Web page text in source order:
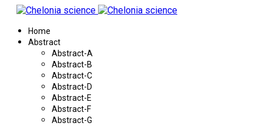
Home
Abstract
Abstract-A
Abstract-B
Abstract-C
Abstract-D
Abstract-E
Abstract-F
Abstract-G